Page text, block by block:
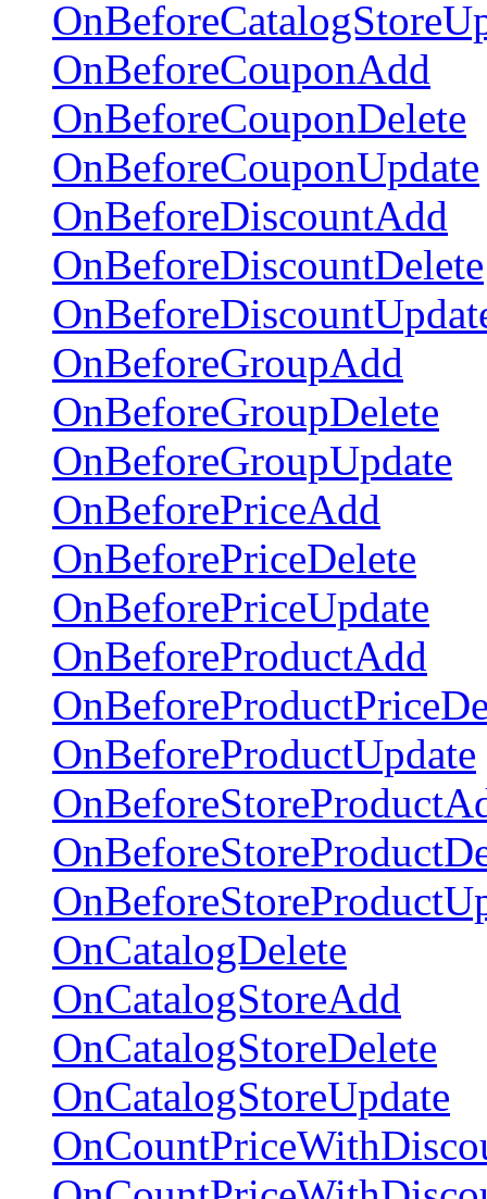
OnBeforeCouponAdd
OnBeforeCouponDelete
OnBeforeCouponUpdate
OnBeforeDiscountAdd
OnBeforeDiscountDelete
OnBeforeGroupAdd
OnBeforeGroupDelete
OnBeforeGroupUpdate
OnBeforePriceAdd
OnBeforePriceDelete
OnBeforePriceUpdate
OnBeforeProductAdd
OnBeforeProductUpdate
OnCatalogDelete
OnCatalogStoreAdd
OnCatalogStoreDelete
OnCatalogStoreUpdate